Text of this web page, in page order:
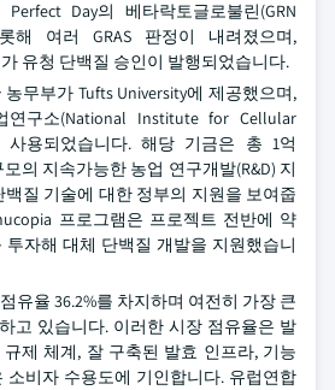
Day의 베타락토글로불린(GRN
해 여러 GRAS 판정이 내려졌으며,
유청 단백질 승인이 발행되었습니다.
무부가 Tufts University에 제공했으며,
연구소(National Institute for Cellular
사용되었습니다. 해당 기금은 총 1억
의 지속가능한 농업 연구개발(R&D) 지
질 기술에 대한 정부의 지원을 보여줍
프로그램은 프로젝트 전반에 약
투자해 대체 단백질 개발을 지원했습니
유율 36.2%를 차지하며 여전히 가장 큰
고 있습니다. 이러한 시장 점유율은 발
제 체계, 잘 구축된 발효 인프라, 기능
소비자 수용도에 기인합니다. 유럽연합